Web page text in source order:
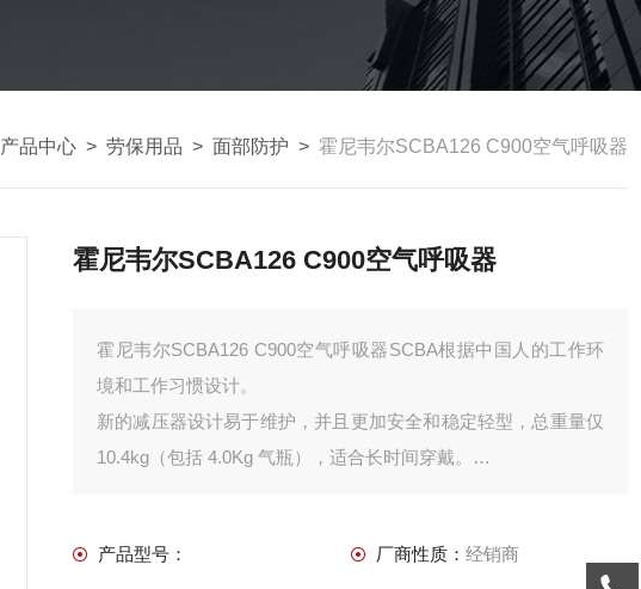
产品中心 > 劳保用品 > 面部防护 > 霍尼韦尔SCBA126 C900空气呼吸器
霍尼韦尔SCBA126 C900空气呼吸器
霍尼韦尔SCBA126 C900空气呼吸器SCBA根据中国人的工作环
境和工作习惯设计。
新的减压器设计易于维护，并且更加安全和稳定轻型，总重量仅
10.4kg（包括 4.0Kg 气瓶），适合长时间穿戴。
2004 和 GB/T 16556-2007 认证。
产品型号： 厂商性质： 经销商